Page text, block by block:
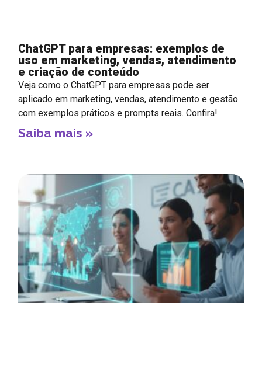
ChatGPT para empresas: exemplos de
uso em marketing, vendas, atendimento
e criação de conteúdo
Veja como o ChatGPT para empresas pode ser
aplicado em marketing, vendas, atendimento e gestão
com exemplos práticos e prompts reais. Confira!
Saiba mais »